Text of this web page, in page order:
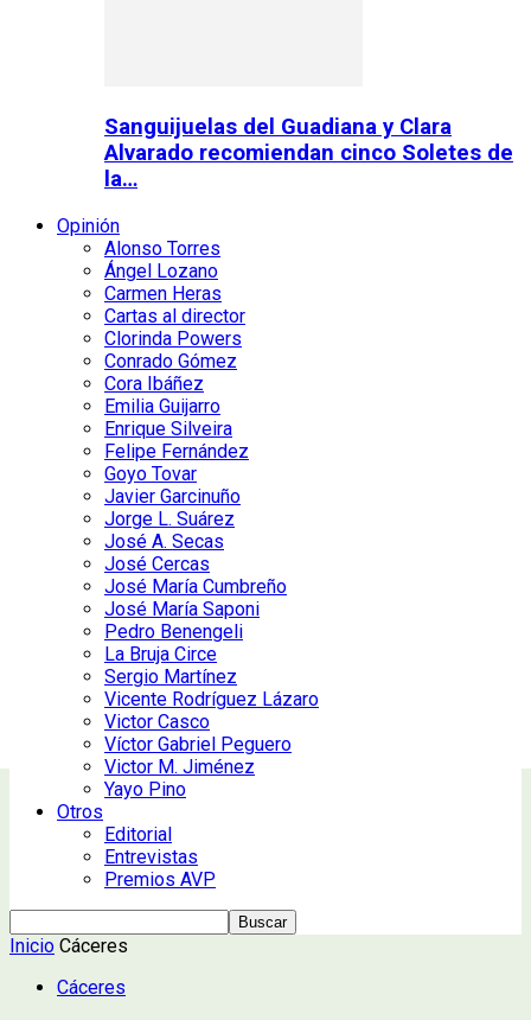
Sanguijuelas del Guadiana y Clara
Alvarado recomiendan cinco Soletes de
la…
Opinión
Alonso Torres
Ángel Lozano
Carmen Heras
Cartas al director
Clorinda Powers
Conrado Gómez
Cora Ibáñez
Emilia Guijarro
Enrique Silveira
Felipe Fernández
Goyo Tovar
Javier Garcinuño
Jorge L. Suárez
José A. Secas
José Cercas
José María Cumbreño
José María Saponi
Pedro Benengeli
La Bruja Circe
Sergio Martínez
Vicente Rodríguez Lázaro
Victor Casco
Víctor Gabriel Peguero
Victor M. Jiménez
Yayo Pino
Otros
Editorial
Entrevistas
Premios AVP
Inicio Cáceres
Cáceres